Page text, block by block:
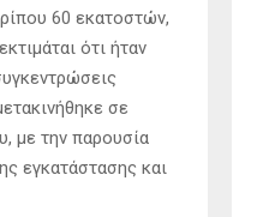
60 εκατοστών,
ότι ήταν
σε
με την παρουσία
εγκατάστασης και